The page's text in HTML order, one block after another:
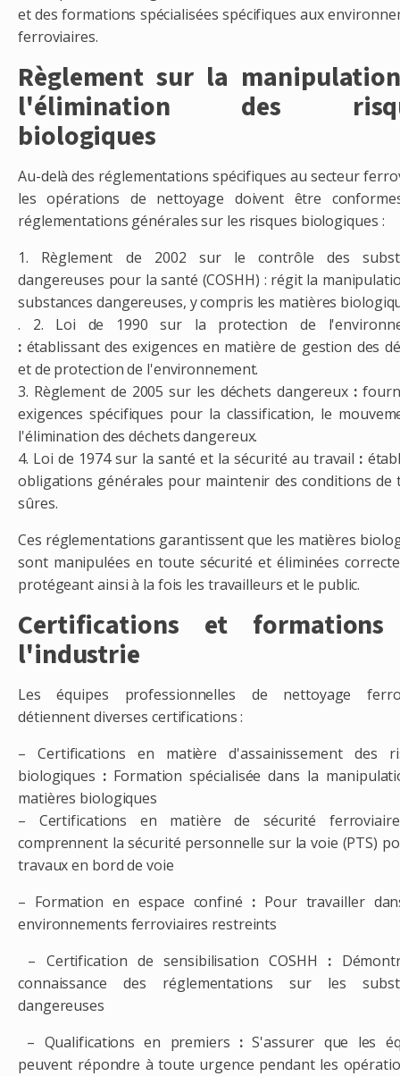
et des formations spécialisées spécifiques aux
ferroviaires.
Règlement sur la
l'élimination des
biologiques
Au-delà des réglementations spécifiques au secteur
les opérations de nettoyage doivent être
réglementations générales sur les risques biologiques :
1. Règlement de 2002 sur le contrôle des
dangereuses pour la santé (COSHH) : régit la
substances dangereuses, y compris les matières
. 2. Loi de 1990 sur la protection de
:établissant des exigences en matière de gestion des
et de protection de l'environnement.
3. Règlement de 2005 sur les déchets dangereux :
exigences spécifiques pour la classification, le
l'élimination des déchets dangereux.
4. Loi de 1974 sur la santé et la sécurité au travail :
obligations générales pour maintenir des conditions de
sûres.
Ces réglementations garantissent que les matières
sont manipulées en toute sécurité et éliminées
protégeant ainsi à la fois les travailleurs et le public.
Certifications et
l'industrie
Les équipes professionnelles de nettoyage
détiennent diverses certifications :
– Certifications en matière d'assainissement des
biologiques :Formation spécialisée dans la
matières biologiques
– Certifications en matière de sécurité ferroviaire
comprennent la sécurité personnelle sur la voie (PTS)
travaux en bord de voie
– Formation en espace confiné :Pour travailler
environnements ferroviaires restreints
– Certification de sensibilisation COSHH :
connaissance des réglementations sur les
dangereuses
– Qualifications en premiers :S'assurer que les
peuvent répondre à toute urgence pendant les